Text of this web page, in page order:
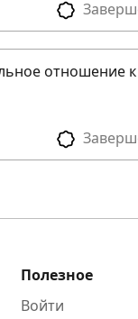
отношение к
Полезное
Войти